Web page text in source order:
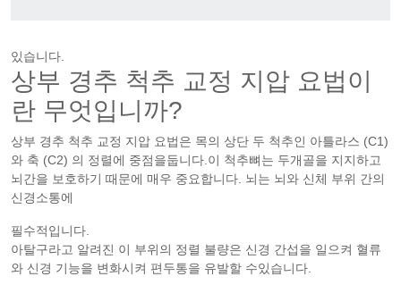
있습니다.
상부 경추 척추 교정 지압 요법이
란 무엇입니까?
상부 경추 척추 교정 지압 요법은 목의 상단 두 척추인 아틀라스 (C1)
와 축 (C2) 의 정렬에 중점을둡니다.이 척추뼈는 두개골을 지지하고
뇌간을 보호하기 때문에 매우 중요합니다. 뇌는 뇌와 신체 부위 간의
신경소통에
필수적입니다.
아탈구라고 알려진 이 부위의 정렬 불량은 신경 간섭을 일으켜 혈류
와 신경 기능을 변화시켜 편두통을 유발할 수있습니다.